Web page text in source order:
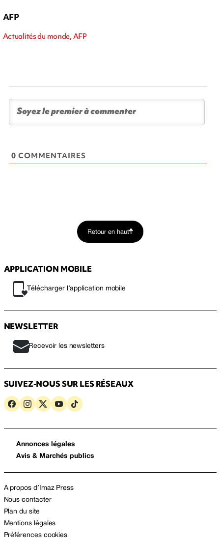
AFP
Actualités du monde, AFP
0 COMMENTAIRES
Retour en haut
APPLICATION MOBILE
Télécharger l’application mobile
NEWSLETTER
Recevoir les newsletters
SUIVEZ-NOUS SUR LES RÉSEAUX
Annonces légales
Avis & Marchés publics
A propos d’Imaz Press
Nous contacter
Plan du site
Mentions légales
Préférences cookies